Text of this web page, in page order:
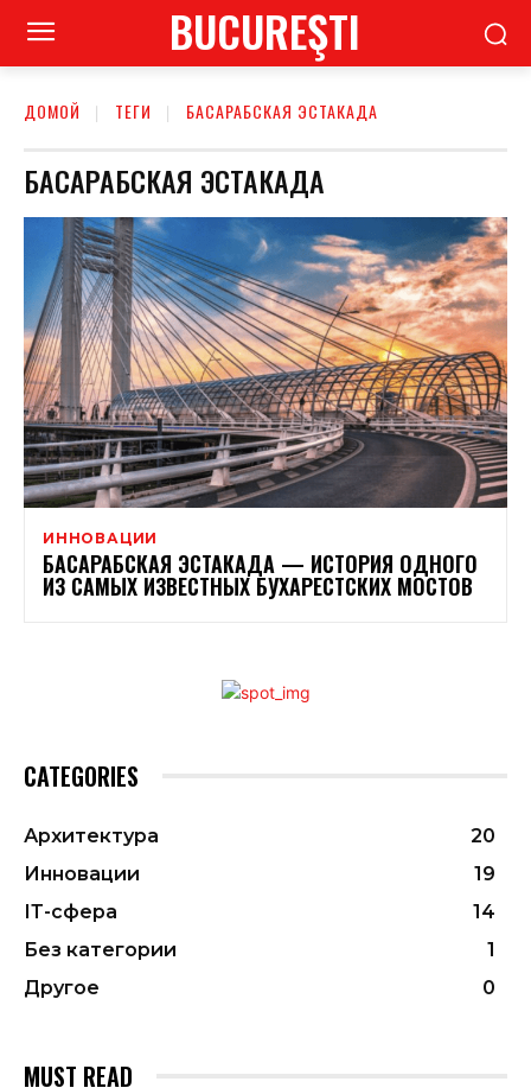
BUCUREŞTI
ДОМОЙ ТЕГИ БАСАРАБСКАЯ ЭСТАКАДА
БАСАРАБСКАЯ ЭСТАКАДА
ИННОВАЦИИ
БАСАРАБСКАЯ ЭСТАКАДА — ИСТОРИЯ ОДНОГО
ИЗ САМЫХ ИЗВЕСТНЫХ БУХАРЕСТСКИХ МОСТОВ
CATEGORIES
Архитектура
20
Инновации
19
ІТ-сфера
14
Без категории
1
Другое
0
MUST READ